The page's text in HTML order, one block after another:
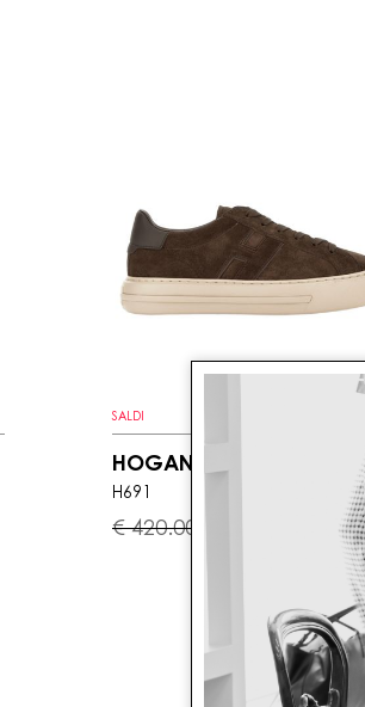
SALDI
HOGAN
H691
€ 420.00